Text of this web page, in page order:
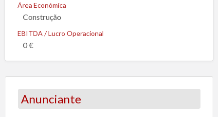
l
e
m
a
Área Económica
Construção
EBITDA / Lucro Operacional
0 €
Anunciante